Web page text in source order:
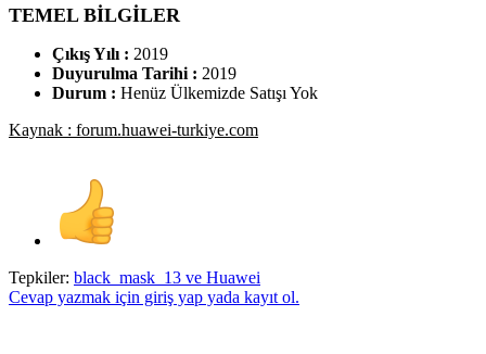
TEMEL BİLGİLER
Çıkış Yılı : 2019
Duyurulma Tarihi : 2019
Durum : Henüz Ülkemizde Satışı Yok
Kaynak : forum.huawei-turkiye.com
Tepkiler: black_mask_13 ve Huawei
Cevap yazmak için giriş yap yada kayıt ol.